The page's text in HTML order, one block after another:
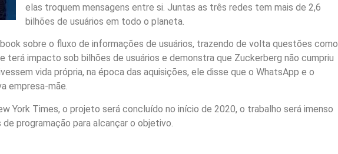
elas troquem mensagens entre si. Juntas as três redes tem mais de 2,6
bilhões de usuários em todo o planeta.
sobre o fluxo de informações de usuários, trazendo de volta questões como
terá impacto sob bilhões de usuários e demonstra que Zuckerberg não cumpriu
vida própria, na época das aquisições, ele disse que o WhatsApp e o
empresa-mãe.
York Times, o projeto será concluído no início de 2020, o trabalho será imenso
programação para alcançar o objetivo.